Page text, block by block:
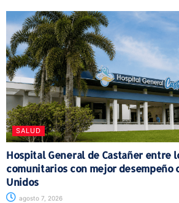
SALUD
Hospital General de Castañer entre
comunitarios con mejor desempeño
Unidos
agosto 7, 2026